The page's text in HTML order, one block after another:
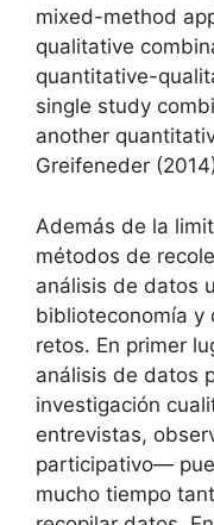
mixed-method
qualitative
quantitative-
single study
another
Greifeneder
Además de la
métodos de
análisis de datos
biblioteconomía y
retos. En primer
análisis de datos
investigación
entrevistas,
participativo—
mucho tiempo